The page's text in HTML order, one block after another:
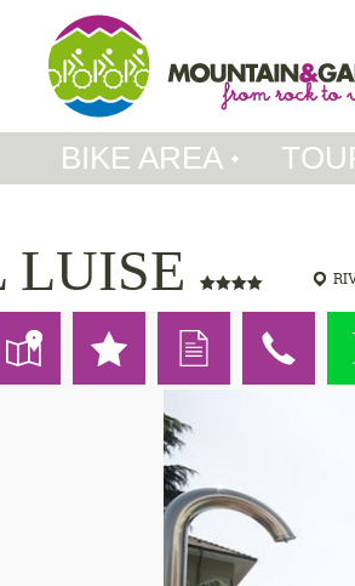
BIKE AREA
LUISE